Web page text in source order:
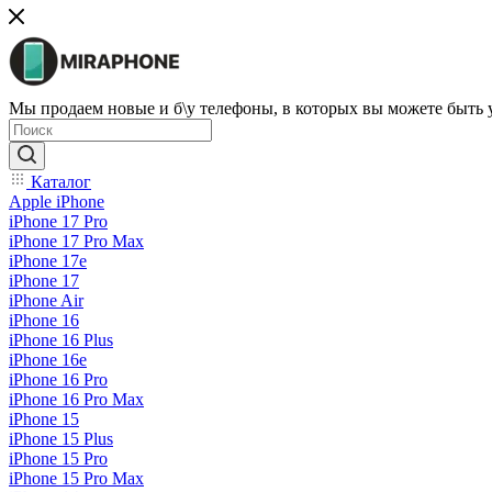
Мы продаем новые и б\у телефоны, в которых вы можете быть
Каталог
Apple iPhone
iPhone 17 Pro
iPhone 17 Pro Max
iPhone 17e
iPhone 17
iPhone Air
iPhone 16
iPhone 16 Plus
iPhone 16e
iPhone 16 Pro
iPhone 16 Pro Max
iPhone 15
iPhone 15 Plus
iPhone 15 Pro
iPhone 15 Pro Max